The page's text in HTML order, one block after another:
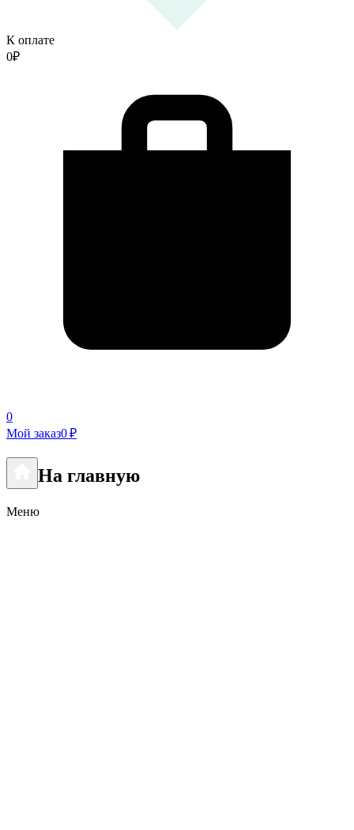
К оплате
0₽
0
Мой заказ0 ₽
На главную
Меню